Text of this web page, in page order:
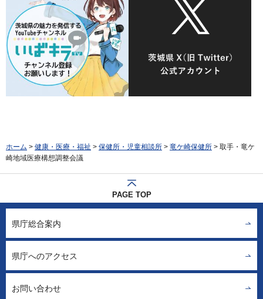
ホーム > 健康・医療・福祉 > 保健所・児童相談所 > 竜ケ崎保健所 > 取手・竜ケ
崎地域医療構想調整会議
PAGE TOP
県庁総合案内
県庁へのアクセス
お問い合わせ